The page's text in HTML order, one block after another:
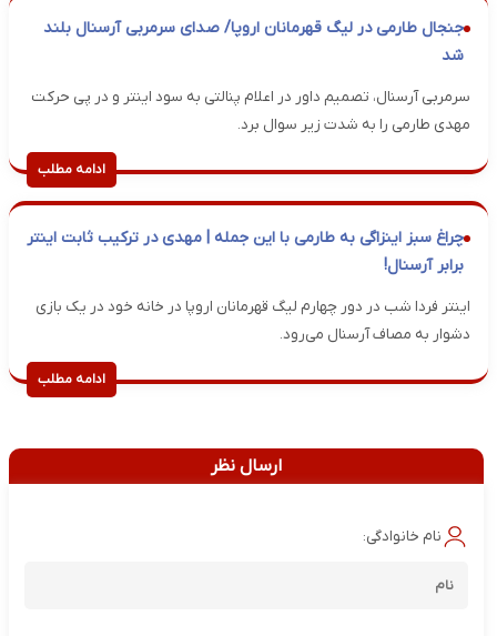
جنجال طارمی در لیگ قهرمانان اروپا/ صدای سرمربی آرسنال بلند
شد
سرمربی آرسنال، تصمیم داور در اعلام پنالتی به سود اینتر و در پی حرکت
مهدی طارمی را به شدت زیر سوال برد.
ادامه مطلب
چراغ سبز اینزاگی به طارمی با این جمله | مهدی در ترکیب ثابت اینتر
برابر آرسنال!
اینتر فردا شب در دور چهارم لیگ قهرمانان ‏اروپا در خانه خود در یک بازی
دشوار به مصاف آرسنال می‌رود. ‏
ادامه مطلب
ارسال نظر
نام خانوادگی: